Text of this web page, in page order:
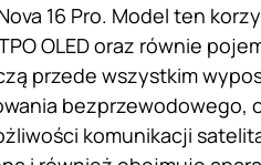
16 Pro. Model ten
OLED oraz równie
przede wszystkim
bezprzewodowego,
komunikacji